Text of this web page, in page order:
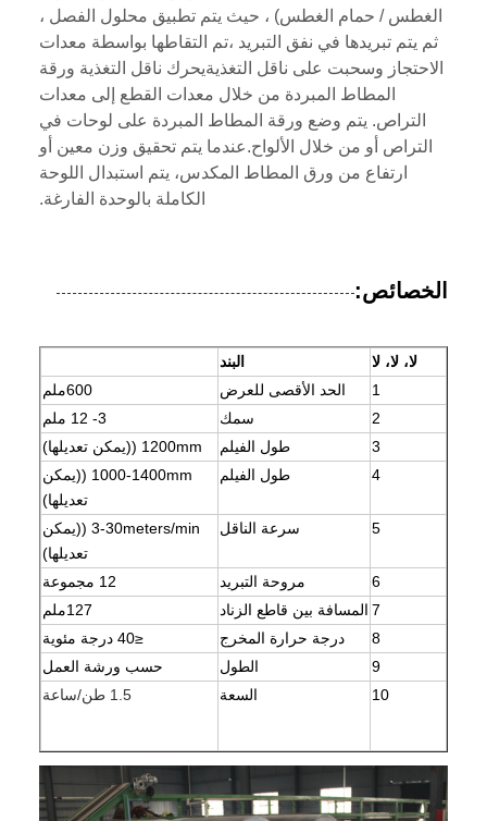
الغطس / حمام الغطس) ، حيث يتم تطبيق محلول الفصل ،
ثم يتم تبريدها في نفق التبريد ،تم التقاطها بواسطة معدات
الاحتجاز وسحبت على ناقل التغذيةيحرك ناقل التغذية ورقة
المطاط المبردة من خلال معدات القطع إلى معدات
التراص. يتم وضع ورقة المطاط المبردة على لوحات في
التراص أو من خلال الألواح.عندما يتم تحقيق وزن معين أو
ارتفاع من ورق المطاط المكدس، يتم استبدال اللوحة
الكاملة بالوحدة الفارغة.
الخصائص:
لا، لا، لا
البند
1
الحد الأقصى للعرض
600ملم
2
سمك
3- 12 ملم
3
طول الفيلم
1200mm ((يمكن تعديلها)
4
طول الفيلم
1000-1400mm ((يمكن
تعديلها)
5
سرعة الناقل
3-30meters/min ((يمكن
تعديلها)
6
مروحة التبريد
12 مجموعة
7 المسافة بين قاطع الزناد
127ملم
8
درجة حرارة المخرج
≤40 درجة مئوية
9
الطول
حسب ورشة العمل
10
السعة 1.5 طن/ساعة